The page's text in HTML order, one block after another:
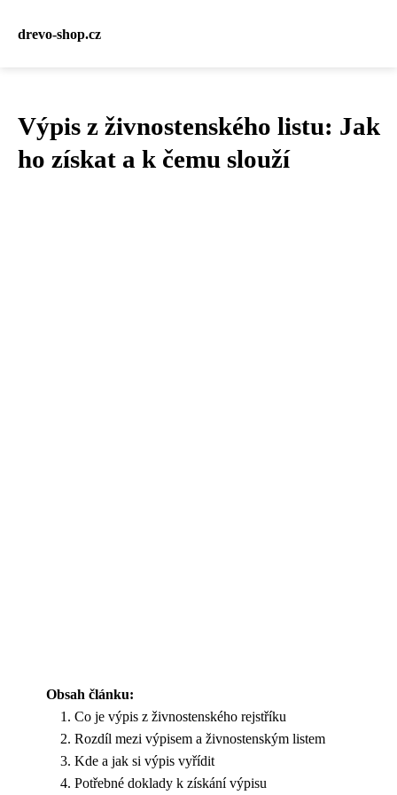
drevo-shop.cz
Výpis z živnostenského listu: Jak
ho získat a k čemu slouží
Obsah článku:
Co je výpis z živnostenského rejstříku
Rozdíl mezi výpisem a živnostenským listem
Kde a jak si výpis vyřídit
Potřebné doklady k získání výpisu